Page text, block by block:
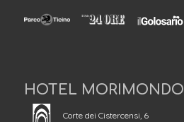
HOTEL MORIMONDO
Corte dei Cistercensi, 6